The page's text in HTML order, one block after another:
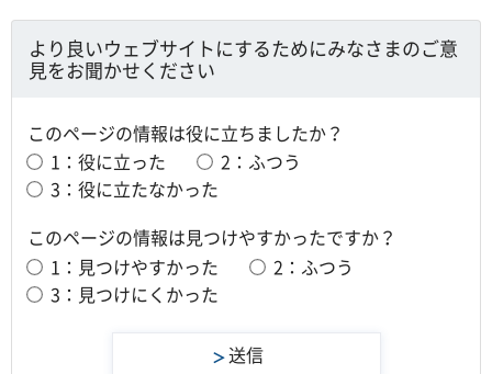
より良いウェブサイトにするためにみなさまのご意
見をお聞かせください
このページの情報は役に立ちましたか？
1：役に立った
2：ふつう
3：役に立たなかった
このページの情報は見つけやすかったですか？
1：見つけやすかった
2：ふつう
3：見つけにくかった